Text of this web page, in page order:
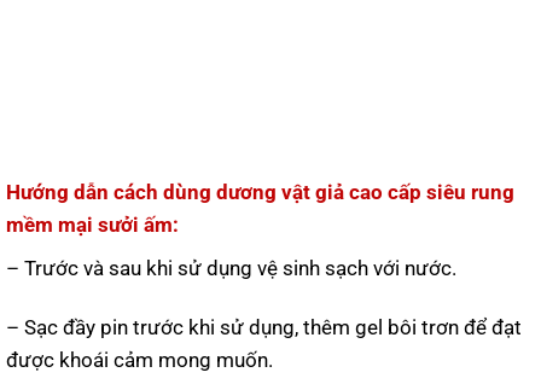
Hướng dẫn cách dùng dương vật giả cao cấp siêu rung
mềm mại sưởi ấm:
– Trước và sau khi sử dụng vệ sinh sạch với nước.
– Sạc đầy pin trước khi sử dụng, thêm gel bôi trơn để đạt
được khoái cảm mong muốn.